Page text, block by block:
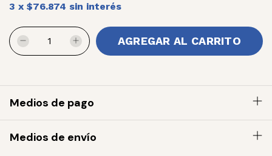
3 x $76.874 sin interés
Medios de pago
Medios de envío